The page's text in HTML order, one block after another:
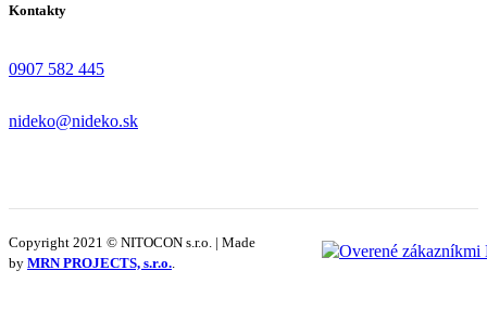
Kontakty
0907 582 445
nideko@nideko.sk
Copyright 2021 © NITOCON s.r.o. | Made
by MRN PROJECTS, s.r.o.